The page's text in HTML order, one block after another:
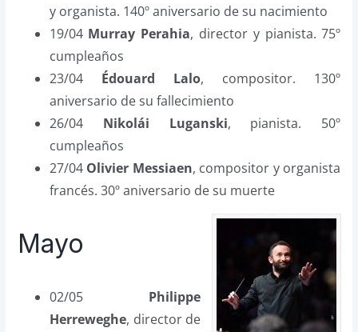
y organista. 140º aniversario de su nacimiento
19/04 Murray Perahia, director y pianista. 75º
cumpleaños
23/04 Édouard Lalo, compositor. 130º
aniversario de su fallecimiento
26/04 Nikolái Luganski, pianista. 50º
cumpleaños
27/04 Olivier Messiaen, compositor y organista
francés. 30º aniversario de su muerte
Mayo
02/05 Philippe
Herreweghe, director de